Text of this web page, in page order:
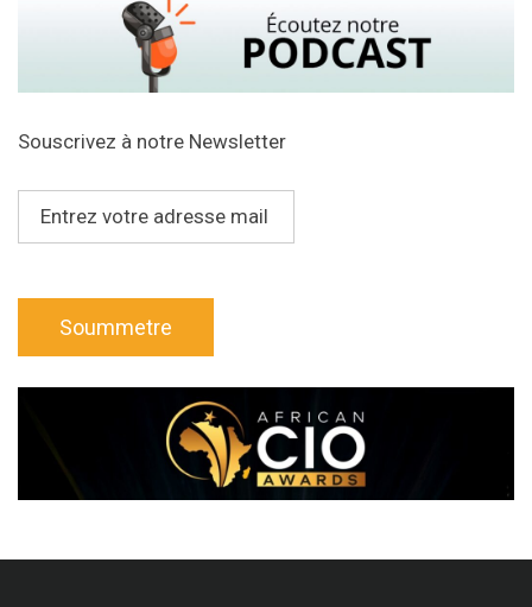
Souscrivez à notre Newsletter